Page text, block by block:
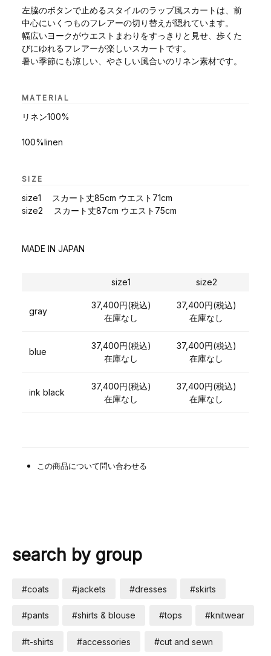
左脇のボタンで止めるスタイルのラップ風スカートは、前
中心にいくつものフレアーの切り替えが隠れています。
幅広いヨークがウエストまわりをすっきりと見せ、歩くた
びにゆれるフレアーが楽しいスカートです。
暑い季節にも涼しい、やさしい風合いのリネン素材です。
MATERIAL
リネン100%
100%linen
SIZE
size1 スカート丈85cm ウエスト71cm
size2 スカート丈87cm ウエスト75cm
MADE IN JAPAN
size1 size2
gray
37,400円(税込)
在庫なし
37,400円(税込)
在庫なし
blue
37,400円(税込)
在庫なし
37,400円(税込)
在庫なし
ink black
37,400円(税込)
在庫なし
37,400円(税込)
在庫なし
この商品について問い合わせる
search by group
#coats #jackets #dresses #skirts
#pants #shirts & blouse #tops #knitwear
#t-shirts #accessories #cut and sewn